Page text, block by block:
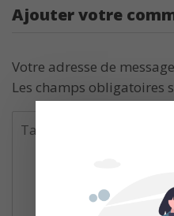
Ajouter votre
Votre adresse de
Les champs obligatoires